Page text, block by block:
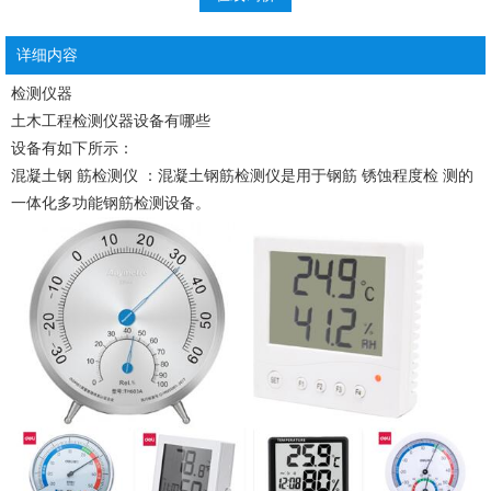
详细内容
检测仪器
土木工程检测仪器设备有哪些
设备有如下所示：
混凝土钢 筋检测仪 ：混凝土钢筋检测仪是用于钢筋 锈蚀程度检 测的
一体化多功能钢筋检测设备。